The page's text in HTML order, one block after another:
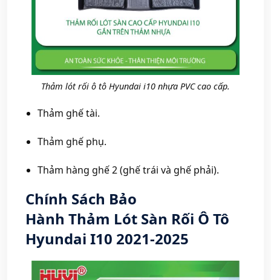
Thảm lót rối ô tô Hyundai i10 nhựa PVC cao cấp.
Thảm ghế tài.
Thảm ghế phụ.
Thảm hàng ghế 2 (ghế trái và ghế phải).
Chính Sách Bảo
Hành Thảm Lót Sàn Rối Ô Tô
Hyundai I10 2021-2025